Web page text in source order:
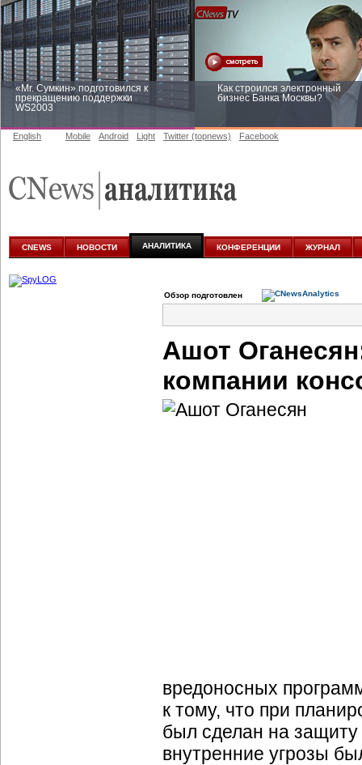
«Mr. Сумкин» подготовился к
прекращению поддержки
WS2003
Как строился электронный
бизнес Банка Москвы?
аналитике
English Mobile Android Light Twitter (topnews) Facebook
CNEWS НОВОСТИ АНАЛИТИКА КОНФЕРЕНЦИИ ЖУРНАЛ
Обзор подготовлен
Ашот
компании
вредоносных
к тому, что при
был сделан на защиту
внутренние угрозы